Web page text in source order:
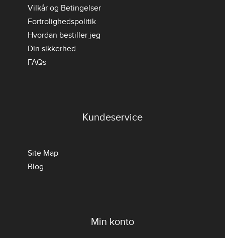
Vilkår og Betingelser
Fortrolighedspolitik
Hvordan bestiller jeg
Din sikkerhed
FAQs
Kundeservice
Site Map
Blog
Min konto